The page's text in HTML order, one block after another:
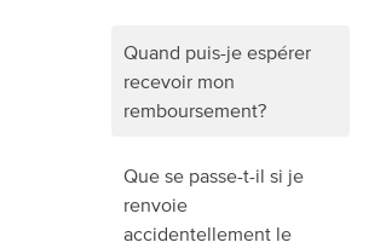
Quand puis-je espérer
recevoir mon
remboursement?
Que se passe-t-il si je
renvoie
accidentellement le